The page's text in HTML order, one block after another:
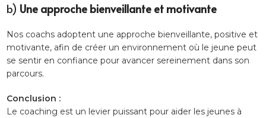
b) Une approche bienveillante et motivante
Nos coachs adoptent une approche bienveillante, positive et
motivante, afin de créer un environnement où le jeune peut
se sentir en confiance pour avancer sereinement dans son
parcours.
Conclusion :
Le coaching est un levier puissant pour aider les jeunes à